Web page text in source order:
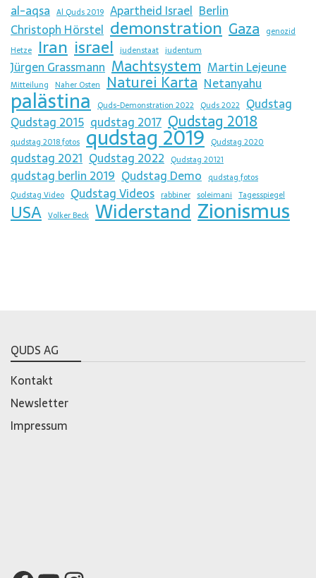
al-aqsa Al Quds 2019 Apartheid Israel Berlin
Christoph Hörstel demonstration Gaza genozid
Hetze Iran israel judenstaat judentum
Jürgen Grassmann Machtsystem Martin Lejeune
Mitteilung Naher Osten Naturei Karta Netanyahu
palästina Quds-Demonstration 2022 Quds 2022
Qudstag
Qudstag 2015 qudstag 2017 Qudstag 2018
qudstag 2018 fotos qudstag 2019 Qudstag 2020
qudstag 2021 Qudstag 2022 Qudstag 20121
qudstag berlin 2019 Qudstag Demo
qudstag fotos
Qudstag Video Qudstag Videos rabbiner soleimani Tagesspiegel
USA Volker Beck Widerstand Zionismus
QUDS AG
Kontakt
Newsletter
Impressum